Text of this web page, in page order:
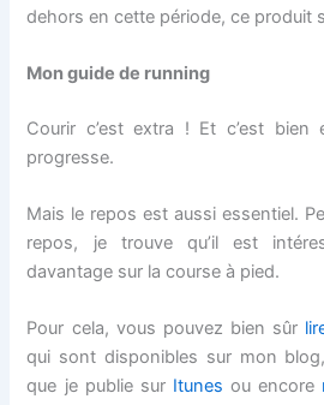
dehors en cette période, ce produit
Mon guide de running
Courir c’est extra ! Et c’est bien
progresse.
Mais le repos est aussi essentiel.
repos, je trouve qu’il est
davantage sur la course à pied.
Pour cela, vous pouvez bien sûr
qui sont disponibles sur mon
que je publie sur Itunes ou encore